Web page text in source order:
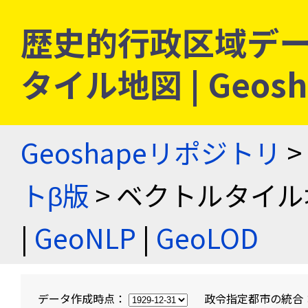
歴史的行政区域デ
タイル地図 |
Geoshapeリポジトリ >
トβ版 > ベクトルタイ
| GeoNLP | GeoLOD
データ作成時点： 政令指定都市の統